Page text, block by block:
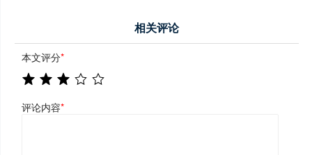
相关评论
本文评分*
评论内容*